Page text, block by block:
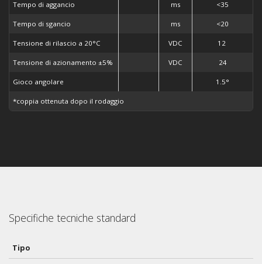
Tempo di aggancio ms <35
Tempo di sgancio ms <20
Tensione di rilascio a 20°C VDC 12
Tensione di azionamento ±5% VDC 24
Gioco angolare 1.5°
*coppia ottenuta dopo il rodaggio
Specifiche tecniche standard
Tipo